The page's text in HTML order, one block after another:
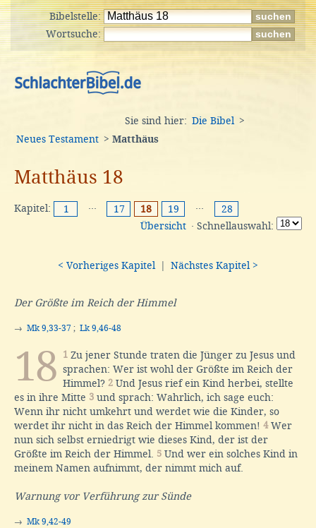
Bibelstelle:
Wortsuche:
Sie sind hier: Die Bibel
>
Neues Testament > Matthäus
Matthäus 18
Kapitel: 1 ··· 17 18 19 ···
28
Übersicht · Schnellauswahl:
< Vorheriges Kapitel Nächstes Kapitel >
Der Größte im Reich der Himmel
→ Mk 9,33-37 ; Lk 9,46-48
18 1 Zu jener Stunde traten die Jünger zu Jesus und
sprachen: Wer ist wohl der Größte im Reich der
Himmel? 2 Und Jesus rief ein Kind herbei, stellte
es in ihre Mitte 3 und sprach: Wahrlich, ich sage euch:
Wenn ihr nicht umkehrt und werdet wie die Kinder, so
werdet ihr nicht in das Reich der Himmel kommen! 4Wer
nun sich selbst erniedrigt wie dieses Kind, der ist der
Größte im Reich der Himmel. 5 Und wer ein solches Kind in
meinem Namen aufnimmt, der nimmt mich auf.
Warnung vor Verführung zur Sünde
→ Mk 9,42-49